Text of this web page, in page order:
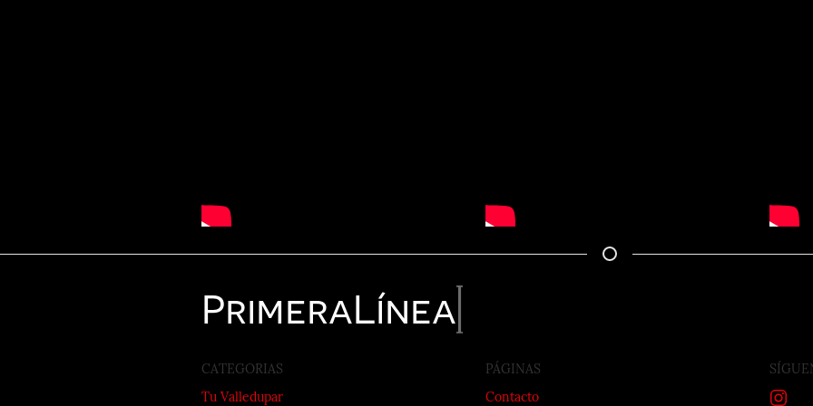
PrimeraLínea
CATEGORIAS
Tu Valledupar
PÁGINAS
Contacto